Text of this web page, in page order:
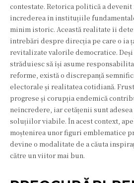
contestate. Retorica politică a devenit
încrederea în instituțiile
minim istoric. Această realitate îi
întrebări despre direcția pe care o ia
revitalizate valorile democratice.
străduiesc să își asume
reforme, există o discrepanță
electorale și realitatea cotidiană.
progrese și corupția endemică
neîncredere, iar cetățenii sunt
soluțiilor viabile. În acest context,
moștenirea unor figuri emblematice
devine o modalitate de a căuta
către un viitor mai bun.